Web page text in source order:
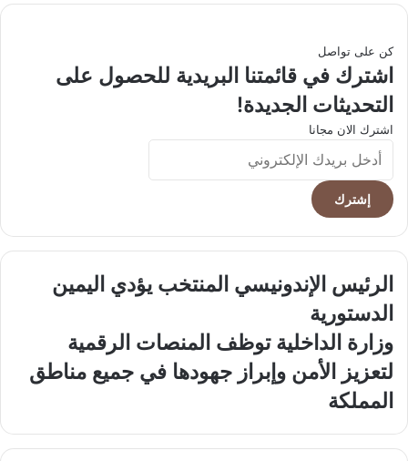
كن على تواصل
اشترك في قائمتنا البريدية للحصول على
التحديثات الجديدة!
اشترك الان مجانا
أدخل
بريدك
الإلكتروني
الرئيس
الإندونيسي
المنتخب
يؤدي
اليمين
الدستورية
الرئيس الإندونيسي المنتخب يؤدي اليمين
الدستورية
وزارة
الداخلية
توظف
المنصات
الرقمية
لتعزيز
الأمن
وزارة الداخلية توظف المنصات الرقمية
لتعزيز الأمن وإبراز جهودها في جميع مناطق
المملكة